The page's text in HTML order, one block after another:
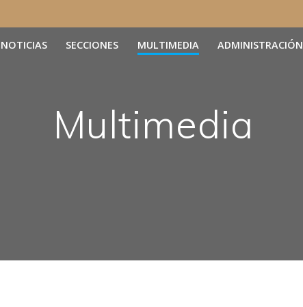
NOTICIAS SECCIONES MULTIMEDIA ADMINISTRACIÓN
Multimedia